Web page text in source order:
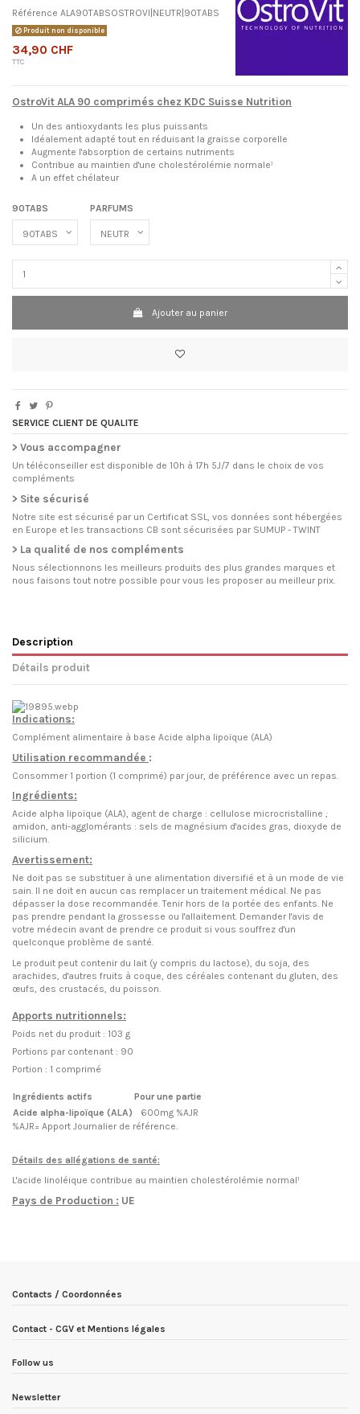
Référence ALA90TABSOSTROVI|NEUTR|90TABS
Produit non disponible
34,90 CHF
TTC
OstroVit ALA 90 comprimés chez KDC Suisse Nutrition
Un des antioxydants les plus puissants
Idéalement adapté tout en réduisant la graisse corporelle
Augmente l'absorption de certains nutriments
Contribue au maintien d'une cholestérolémie normale¹
A un effet chélateur
90TABS PARFUMS
Ajouter au panier
SERVICE CLIENT DE QUALITE
> Vous accompagner
Un téléconseiller est disponible de 10h à 17h 5J/7 dans le choix de vos
compléments
> Site sécurisé
Notre site est sécurisé par un Certificat SSL, vos données sont hébergées
en Europe et les transactions CB sont sécurisées par SUMUP - TWINT
> La qualité de nos compléments
Nous sélectionnons les meilleurs produits des plus grandes marques et
nous faisons tout notre possible pour vous les proposer au meilleur prix.
Description
Détails produit
Indications:
Complément alimentaire à base Acide alpha lipoïque (ALA)
Utilisation recommandée :
Consommer 1 portion (1 comprimé) par jour, de préférence avec un repas.
Ingrédients:
Acide alpha lipoïque (ALA), agent de charge : cellulose microcristalline ;
amidon, anti-agglomérants : sels de magnésium d'acides gras, dioxyde de
silicium.
Avertissement:
Ne doit pas se substituer à une alimentation diversifié et à un mode de vie
sain. Il ne doit en aucun cas remplacer un traitement médical. Ne pas
dépasser la dose recommandée. Tenir hors de la portée des enfants. Ne
pas prendre pendant la grossesse ou l'allaitement. Demander l'avis de
votre médecin avant de prendre ce produit si vous souffrez d'un
quelconque problème de santé.
Le produit peut contenir du lait (y compris du lactose), du soja, des
arachides, d'autres fruits à coque, des céréales contenant du gluten, des
œufs, des crustacés, du poisson.
Apports nutritionnels:
Poids net du produit : 103 g
Portions par contenant : 90
Portion : 1 comprimé
Ingrédients actifs
Pour une partie
Acide alpha-lipoïque (ALA)
600mg %AJR
%AJR= Apport Journalier de référence.
Détails des allégations de santé:
L'acide linoléique contribue au maintien cholestérolémie normal¹
Pays de Production : UE
Contacts / Coordonnées
Contact - CGV et Mentions légales
Follow us
Newsletter